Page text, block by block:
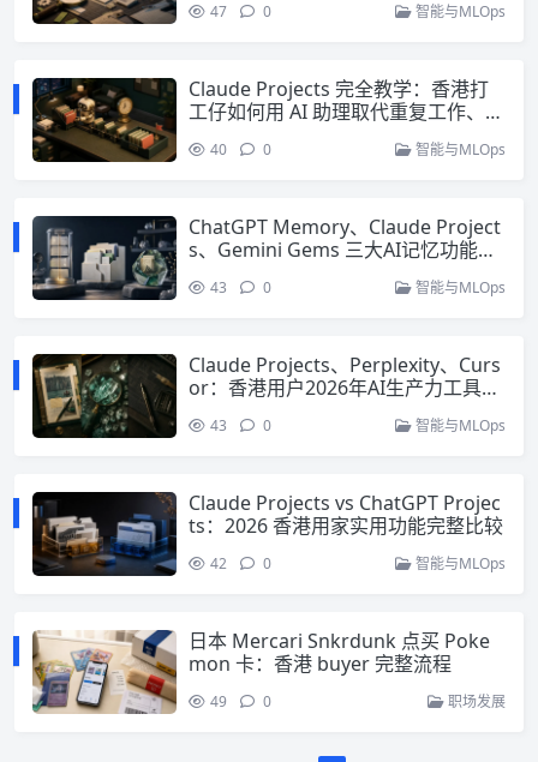
47 0 智能与MLOps
Claude Projects 完全教学：香港打
工仔如何用 AI 助理取代重复工作、每
40 0 智能与MLOps
ChatGPT Memory、Claude Project
s、Gemini Gems 三大AI记忆功能完
43 0 智能与MLOps
Claude Projects、Perplexity、Curs
or：香港用户2026年AI生产力工具实
43 0 智能与MLOps
Claude Projects vs ChatGPT Projec
ts：2026 香港用家实用功能完整比较
42 0 智能与MLOps
日本 Mercari Snkrdunk 点买 Poke
mon 卡：香港 buyer 完整流程
49 0 职场发展